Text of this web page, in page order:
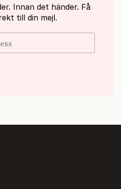
Innan det händer. Få
till din mejl.